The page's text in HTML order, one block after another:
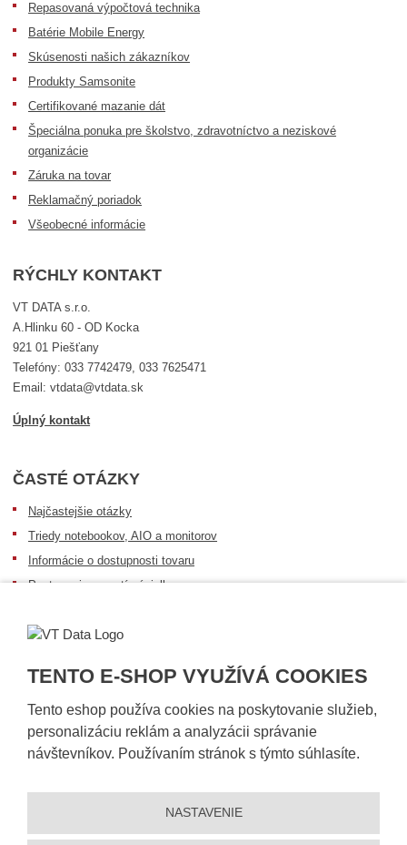
TENTO E-SHOP VYUŽÍVÁ COOKIES
Tento eshop používa cookies na poskytovanie služieb,
personalizáciu reklám a analyzácii správanie
návštevníkov. Používaním stránok s týmto súhlasíte.
NASTAVENIE
Repasovaná výpočtová technika
Batérie Mobile Energy
Skúsenosti našich zákazníkov
Produkty Samsonite
Certifikované mazanie dát
Špeciálna ponuka pre školstvo, zdravotníctvo a neziskové
organizácie
Záruka na tovar
Reklamačný poriadok
Všeobecné informácie
RÝCHLY KONTAKT
VT DATA s.r.o.
A.Hlinku 60 - OD Kocka
921 01 Piešťany
Telefóny: 033 7742479, 033 7625471
Email: vtdata@vtdata.sk
Úplný kontakt
ČASTÉ OTÁZKY
Najčastejšie otázky
Triedy notebookov, AIO a monitorov
Informácie o dostupnosti tovaru
Postup pri prevzatí zásielky
Sledovanie zásielok
Vyhlásenie o prístupnosti |Ochrana osobných údajov |Mapa stránky |